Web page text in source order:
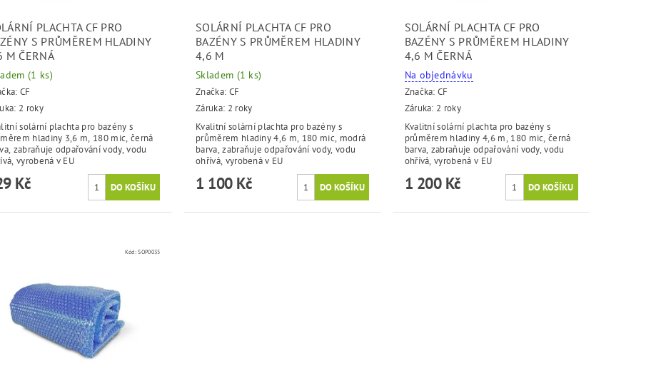
PLACHTA CF PRO
S PRŮMĚREM HLADINY
M ČERNÁ
(1 ks)
CF
2 roky
solární plachta pro bazény s
hladiny 3,6 m, 180 mic, černá
zabraňuje odpařování vody, vodu
vyrobená v EU
Kč
SOLÁRNÍ PLACHTA CF PRO
BAZÉNY S PRŮMĚREM HLADINY
4,6 M
Skladem (1 ks)
Značka: CF
Záruka: 2 roky
Kvalitní solární plachta pro bazény s
průměrem hladiny 4,6 m, 180 mic, modrá
barva, zabraňuje odpařování vody, vodu
ohřívá, vyrobená v EU
1 100 Kč
SOLÁRNÍ PLACHTA CF PRO
BAZÉNY S PRŮMĚREM HLADINY
4,6 M ČERNÁ
Na objednávku
Značka:CF
Záruka: 2 roky
Kvalitní solární plachta pro bazény s
průměrem hladiny 4,6 m, 180 mic, černá
barva, zabraňuje odpařování vody, vodu
ohřívá, vyrobená v EU
1 200 Kč
Kód:SOP0035